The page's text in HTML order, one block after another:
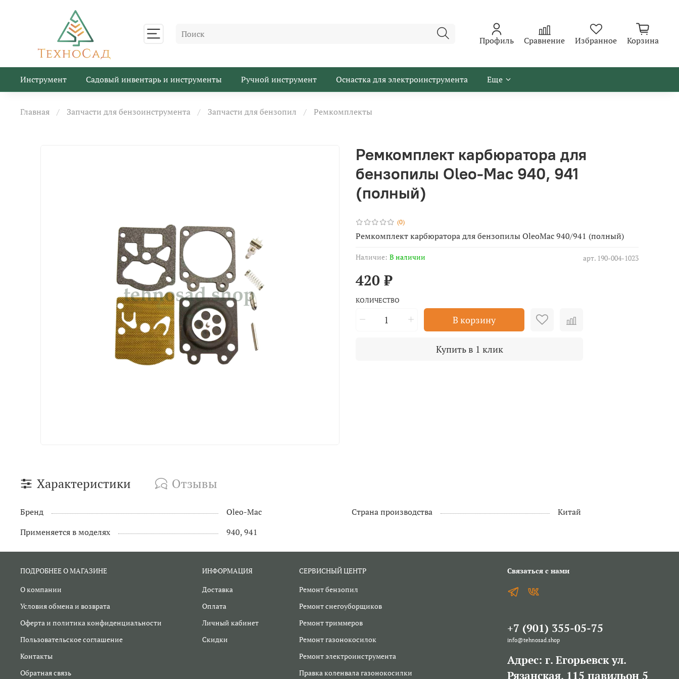
Профиль Сравнение Избранное Корзина
Инструмент Садовый инвентарь и инструменты Ручной инструмент Оснастка для электроинструмента Еще
Главная Запчасти для бензоинструмента Запчасти для бензопил Ремкомплекты
(0)
арт. 190-004-1023
Наличие: В наличии
Ремкомплект карбюратора для
бензопилы Oleo-Mac 940, 941
(полный)
420 ₽
КОЛИЧЕСТВО
В корзину
Купить в 1 клик
Ремкомплект карбюратора для бензопилы OleoMac 940/941 (полный)
Характеристики Отзывы
Бренд Oleo-Mac Страна производства
Китай
Применяется в моделях
940, 941
ПОДРОБНЕЕ О МАГАЗИНЕ
О компании
Условия обмена и возврата
Оферта и политика конфиденциальности
Пользовательское соглашение
Контакты
Обратная связь
ИНФОРМАЦИЯ
Доставка
Оплата
Личный кабинет
Скидки
СЕРВИСНЫЙ ЦЕНТР
Ремонт бензопил
Ремонт снегоуборщиков
Ремонт триммеров
Ремонт газонокосилок
Ремонт электроинструмента
Правка коленвала газонокосилки
Связаться с нами
+7 (901) 355-05-75
info@tehnosad.shop
Адрес: г. Егорьевск ул.
Рязанская, 115 павильон 5